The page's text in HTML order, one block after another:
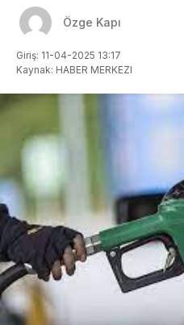
Özge Kapı
Giriş: 11-04-2025 13:17
Kaynak: HABER MERKEZI